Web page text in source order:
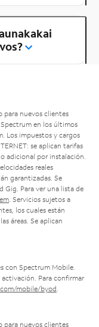
para nuevos clientes
en los últimos
Los impuestos y cargos
se aplican tarifas
adicional por instalación.
reales
garantizadas. Se
Gig. Para ver una lista de
. Servicios sujetos a
los cuales están
áreas. Se aplican
con Spectrum Mobile.
Para confirmar
mobile/byod
para nuevos clientes